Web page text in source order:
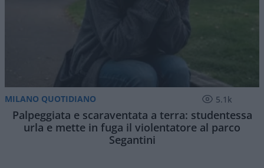
MILANO QUOTIDIANO 5.1k
Palpeggiata e scaraventata a terra: studentessa
urla e mette in fuga il violentatore al parco
Segantini